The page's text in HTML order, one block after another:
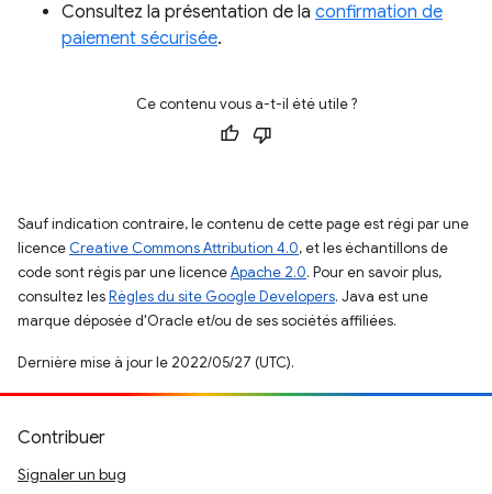
Consultez la présentation de la confirmation de
paiement sécurisée.
Ce contenu vous a-t-il été utile ?
Sauf indication contraire, le contenu de cette page est régi par une
licence Creative Commons Attribution 4.0, et les échantillons de
code sont régis par une licenceApache 2.0. Pour en savoir plus,
consultez lesRègles du site Google Developers. Java est une
marque déposée d'Oracle et/ou de ses sociétés affiliées.
Dernière mise à jour le 2022/05/27 (UTC).
Contribuer
Signaler un bug